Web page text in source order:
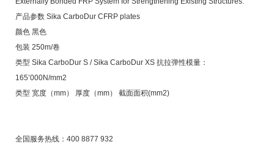
产品参数 Sika CarboDur CFRP plates
颜色 黑色
包装 250m/卷
类型 Sika CarboDur S / Sika CarboDur XS 抗拉弹性模量：
165’000N/mm2
类型 宽度（mm） 厚度（mm） 截面面积(mm2)
全国服务热线：400 8877 932